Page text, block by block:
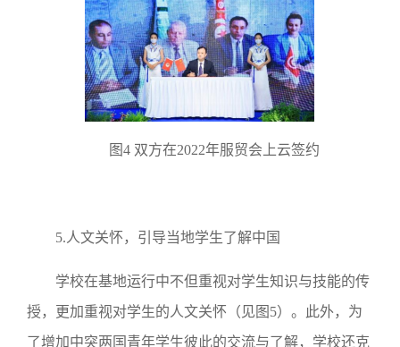
图4 双方在2022年服贸会上云签约
5.人文关怀，引导当地学生了解中国
学校在基地运行中不但重视对学生知识与技能的传
授，更加重视对学生的人文关怀（见图5）。此外，为
了增加中突两国青年学生彼此的交流与了解，学校还克